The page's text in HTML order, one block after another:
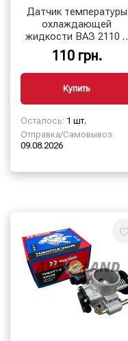
Датчик температуры
охлаждающей
жидкости ВАЗ 2110 с
ЭСУД: Daewoo Sens,
WATT
110 грн.
Купить
Осталось: 1 шт.
Отправка/Самовывоз:
09.08.2026